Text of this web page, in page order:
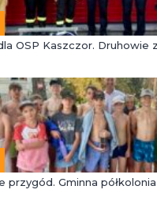
OSP Kaszczor. Druhowie
przygód. Gminna